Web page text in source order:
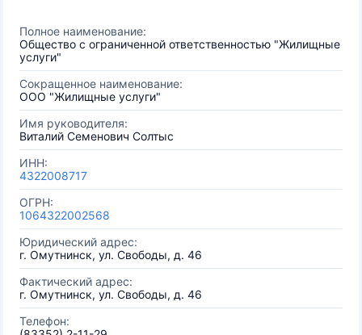
Полное наименование:
Общество с ограниченной ответственностью "Жилищные
услуги"
Сокращенное наименование:
ООО "Жилищные услуги"
Имя руководителя:
Виталий Семенович Солтыс
ИНН:
4322008717
ОГРН:
1064322002568
Юридический адрес:
г. Омутнинск, ул. Свободы, д. 46
Фактический адрес:
г. Омутнинск, ул. Свободы, д. 46
Телефон: